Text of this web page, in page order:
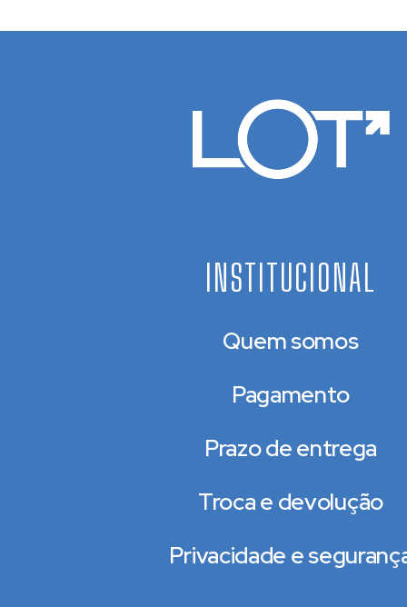
INSTITUCIONAL
Quem somos
Pagamento
Prazo de entrega
Troca e devolução
Privacidade e